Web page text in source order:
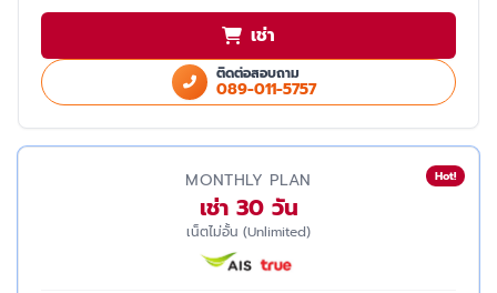
เช่า
ติดต่อสอบถาม
089-011-5757
Hot!
MONTHLY PLAN
เช่า 30 วัน
เน็ตไม่อั้น (Unlimited)